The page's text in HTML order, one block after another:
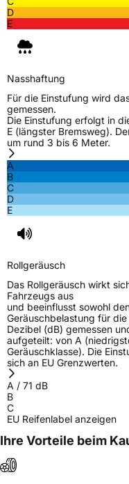
D
E
Nasshaftung
Für die Einstufung wird
gemessen.
Die Einstufung erfolgt in
E (längster Bremsweg).
um rund 3 bis 6 Meter.
A
B
C
D
E
Rollgeräusch
Das Rollgeräusch wirkt
Fahrzeugs aus
und beeinflusst sowohl
Geräuschbelastung für
Dezibel (dB) gemessen
aufgeteilt: von A
Geräuschklasse). Die
sich an EU Grenzwerten.
A / 71 dB
B
C
EU Reifenlabel anzeigen
Ihre Vorteile beim